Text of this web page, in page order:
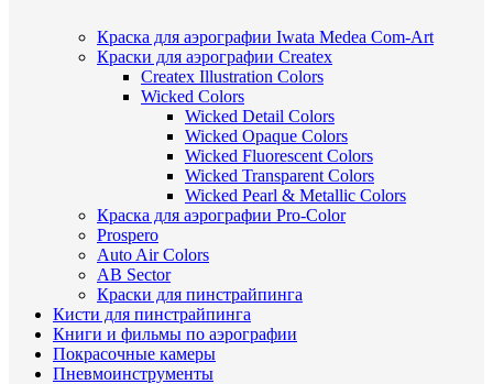
Краска для аэрографии Iwata Medea Com-Art
Краски для аэрографии Createx
Createx Illustration Colors
Wicked Colors
Wicked Detail Colors
Wicked Opaque Colors
Wicked Fluorescent Colors
Wicked Transparent Colors
Wicked Pearl & Metallic Colors
Краска для аэрографии Pro-Color
Prospero
Auto Air Colors
AB Sector
Краски для пинстрайпинга
Кисти для пинстрайпинга
Книги и фильмы по аэрографии
Покрасочные камеры
Пневмоинструменты